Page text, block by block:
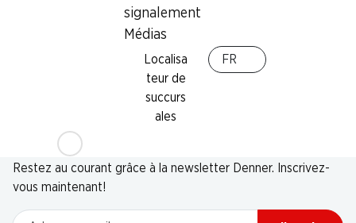
signalement
Médias
Localisa
teur de
succurs
ales
FR
Newsletter
Restez au courant grâce à la newsletter Denner. Inscrivez-
vous maintenant!
Adresse e-mail